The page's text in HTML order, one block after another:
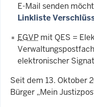
E-Mail senden
Linkliste
EGVP mit QES =
elektronischer
Seit dem 13. Oktober
Bürger „Mein